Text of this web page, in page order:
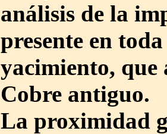
análisis de la
presente en
yacimiento, que
Cobre antiguo.
La proximidad